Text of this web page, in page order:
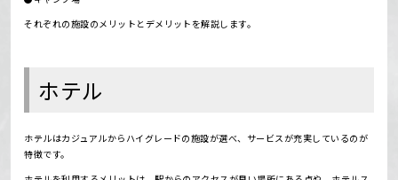
それぞれの施設のメリットとデメリットを解説します。
ホテル
ホテルはカジュアルからハイグレードの施設が選べ、サービスが充実しているのが
特徴です。